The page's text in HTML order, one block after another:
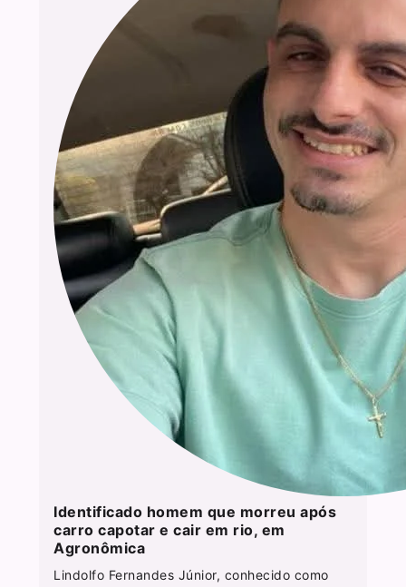
Identificado homem que morreu após
carro capotar e cair em rio, em
Agronômica
Lindolfo Fernandes Júnior, conhecido como